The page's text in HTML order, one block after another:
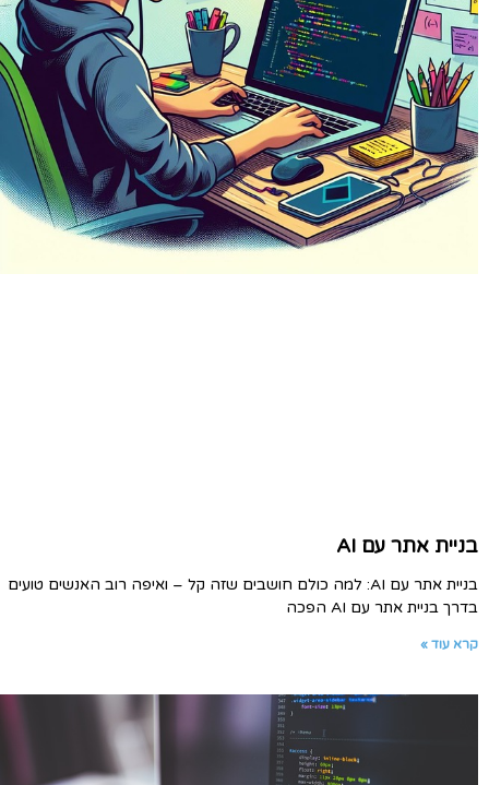
בניית אתר עם AI
בניית אתר עם AI: למה כולם חושבים שזה קל – ואיפה רוב האנשים טועים
בדרך בניית אתר עם AI הפכה
קרא עוד »